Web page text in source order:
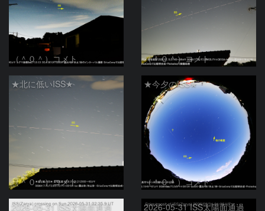
（＾０＾）コメト （＾０＾）コメト
★北に低いISS★
（＾０＾）コメト
★今夕のISS★
（＾０＾）コメト
2026-05-31 ISS太陽面通過 2026-05-31 ISS太陽面通過